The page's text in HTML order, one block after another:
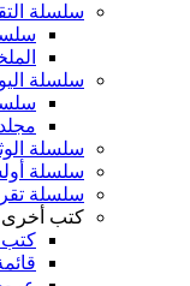
سلسلة
سلسلة
سلسلة
سلسلة
سلسلة
كتب أخرى
كتب